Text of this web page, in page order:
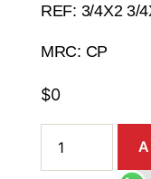
REF: 3/4X2 3/
MRC: CP
$0